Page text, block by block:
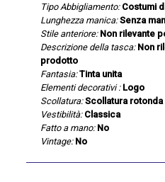
Tipo Abbigliamento: Costumi
Lunghezza manica: Senza
Stile anteriore: Non rilevante
Descrizione della tasca: Non
prodotto
Fantasia: Tinta unita
Elementi decorativi : Logo
Scollatura: Scollatura rotonda
Vestibilità: Classica
Fatto a mano: No
Vintage: No